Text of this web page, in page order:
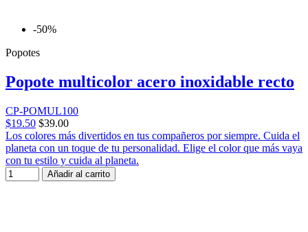
-50%
Popotes
Popote multicolor acero inoxidable recto
CP-POMUL100
$19.50 $39.00
Los colores más divertidos en tus compañeros por siempre. Cuida el
planeta con un toque de tu personalidad. Elige el color que más vaya
con tu estilo y cuida al planeta.
Añadir al carrito